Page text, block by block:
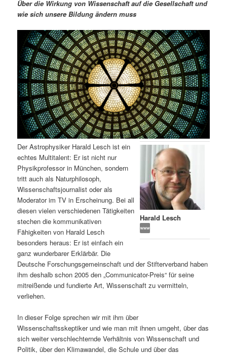
r
e
n
I
n
h
a
l
t
s
p
r
n
g
d
ä
r
e
n
I
n
h
a
l
t
s
r
i
n
a
a
t
i
o
n
Über die Wirkung von Wissenschaft auf die Gesellschaft und
wie sich unsere Bildung ändern muss
Harald Lesch
Der Astrophysiker Harald Lesch ist ein
echtes Multitalent: Er ist nicht nur
Physikprofessor in München, sondern
tritt auch als Naturphilosoph,
Wissenschaftsjournalist oder als
Moderator im TV in Erscheinung. Bei all
diesen vielen verschiedenen Tätigkeiten
stechen die kommunikativen
Fähigkeiten von Harald Lesch
besonders heraus: Er ist einfach ein
ganz wunderbarer Erklärbär. Die
Deutsche Forschungsgemeinschaft und der Stifterverband haben
ihm deshalb schon 2005 den „Communicator-Preis“ für seine
mitreißende und fundierte Art, Wissenschaft zu vermitteln,
verliehen.
In dieser Folge sprechen wir mit ihm über
Wissenschaftsskeptiker und wie man mit ihnen umgeht, über das
sich weiter verschlechternde Verhältnis von Wissenschaft und
Politik, über den Klimawandel, die Schule und über das